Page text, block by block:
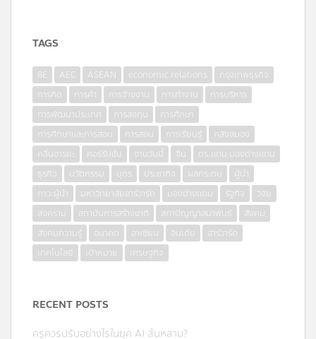
TAGS
8E AEC ASEAN economic relations
กรุงเทพธุรกิจ
การคิด
การค้า การจ้างงาน การทำงาน
การบริหาร
การพัฒนาประเทศ
การลงทุน
การศึกษา
การศึกษาและการสอน
การสอน การเรียนรู้
คลังสมอง
คลื่นอารยะ
คอร์รัปชั่น งานวันนี้ จีน
ดร.แดน มองต่างแดน
ธุรกิจ
นวัตกรรม บุตร ประชากิจ ผลกระทบ
ผู้นำ
ภาวะผู้นำ
มหาวิทยาลัยฮาร์วาร์ด มองต่างแดน รัฐกิจ
วิจัย
สงคราม
สถาบันการสร้างชาติ สภาปัญญาสมาพันธ์
สังคม
สังคมความรู้
อนาคต อาเซียน อินเดีย
ฮาร์วาร์ด
เทคโนโลยี
เป้าหมาย เศรษฐกิจ
RECENT POSTS
ครูควรปรับอย่างไรในยุค AI ล้นหลาม?